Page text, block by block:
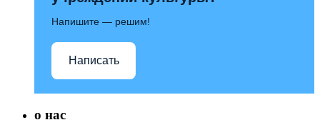
Напишите — решим!
Написать
о нас